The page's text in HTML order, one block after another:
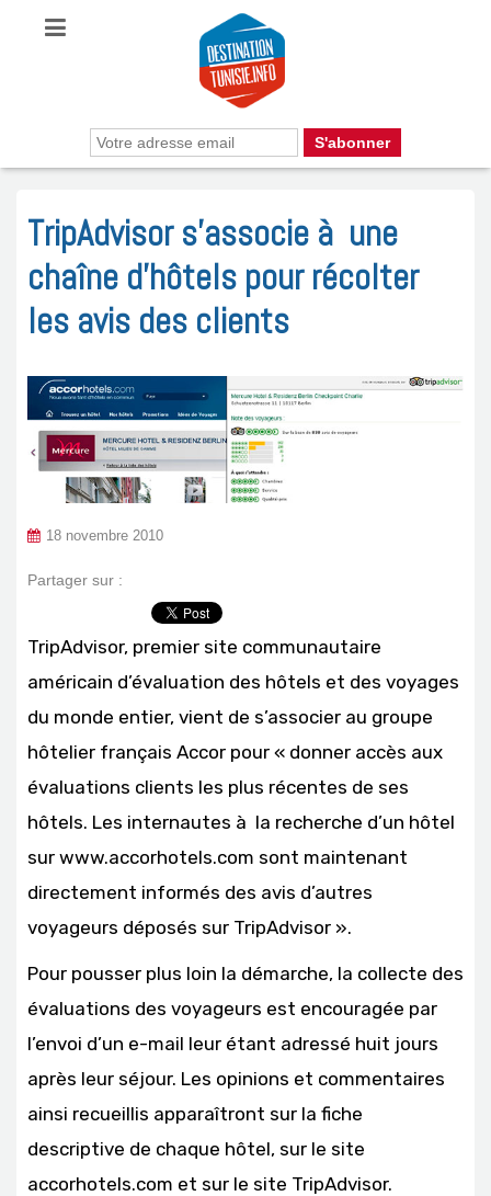
TripAdvisor s’associe à une
chaîne d’hôtels pour récolter
les avis des clients
18 novembre 2010
Partager sur :
TripAdvisor, premier site communautaire
américain d’évaluation des hôtels et des voyages
du monde entier, vient de s’associer au groupe
hôtelier français Accor pour « donner accès aux
évaluations clients les plus récentes de ses
hôtels. Les internautes à la recherche d’un hôtel
sur www.accorhotels.com sont maintenant
directement informés des avis d’autres
voyageurs déposés sur TripAdvisor ».
Pour pousser plus loin la démarche, la collecte des
évaluations des voyageurs est encouragée par
l’envoi d’un e-mail leur étant adressé huit jours
après leur séjour. Les opinions et commentaires
ainsi recueillis apparaîtront sur la fiche
descriptive de chaque hôtel, sur le site
accorhotels.com et sur le site TripAdvisor.